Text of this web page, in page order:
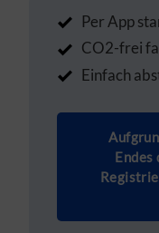
Per App
CO2-frei
Einfach
Endes